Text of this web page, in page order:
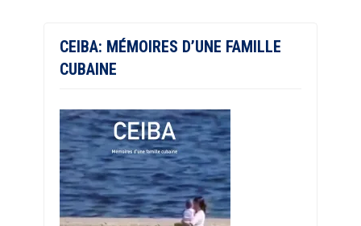
CEIBA: MÉMOIRES D’UNE FAMILLE
CUBAINE